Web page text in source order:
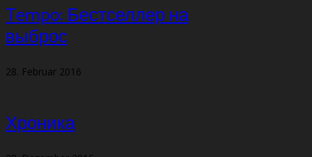
Tempo: Бестселлер на
выброс
28. Februar 2016
Хроника